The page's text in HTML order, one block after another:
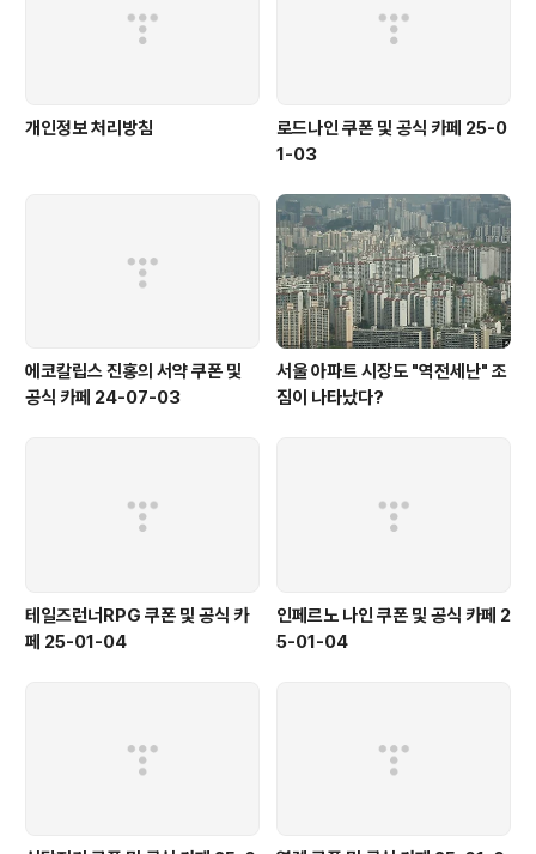
개인정보 처리방침
로드나인 쿠폰 및 공식 카페 25-0
1-03
에코칼립스 진홍의 서약 쿠폰 및
공식 카페 24-07-03
서울 아파트 시장도 "역전세난" 조
짐이 나타났다?
테일즈런너RPG 쿠폰 및 공식 카
페 25-01-04
인페르노 나인 쿠폰 및 공식 카페 2
5-01-04